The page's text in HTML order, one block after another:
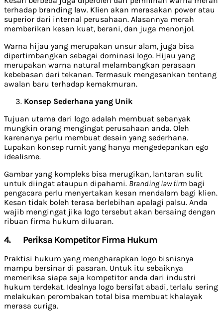
terhadap branding law. Klien akan merasakan power atau
superior dari internal perusahaan. Alasannya merah
memberikan kesan kuat, berani, dan juga menonjol.
Warna hijau yang merupakan unsur alam, juga bisa
dipertimbangkan sebagai dominasi logo. Hijau yang
merupakan warna natural melambangkan perasaan
kebebasan dari tekanan. Termasuk mengesankan tentang
awalan baru terhadap kemakmuran.
Konsep Sederhana yang Unik
Tujuan utama dari logo adalah membuat sebanyak
mungkin orang mengingat perusahaan anda. Oleh
karenanya perlu membuat desain yang sederhana.
Lupakan konsep rumit yang hanya mengedepankan ego
idealisme.
Gambar yang kompleks bisa merugikan, lantaran sulit
untuk diingat ataupun dipahami. Branding law firm bagi
pengacara perlu menyertakan kesan mendalam bagi klien.
Kesan tidak boleh terasa berlebihan apalagi palsu. Anda
wajib mengingat jika logo tersebut akan bersaing dengan
ribuan firma hukum diluaran.
4. Periksa Kompetitor Firma Hukum
Praktisi hukum yang mengharapkan logo bisnisnya
mampu bersinar di pasaran. Untuk itu sebaiknya
memeriksa siapa saja kompetitor anda dari industri
hukum terdekat. Idealnya logo bersifat abadi, terlalu sering
melakukan perombakan total bisa membuat khalayak
merasa curiga.